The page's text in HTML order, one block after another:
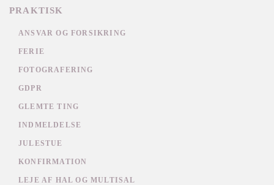
PRAKTISK
ANSVAR OG FORSIKRING
FERIE
FOTOGRAFERING
GDPR
GLEMTE TING
INDMELDELSE
JULESTUE
KONFIRMATION
LEJE AF HAL OG MULTISAL